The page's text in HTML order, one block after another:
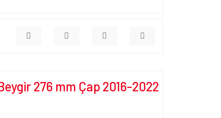
276 mm Çap 2016-2022